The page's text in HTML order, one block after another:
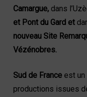
Camargue, dans
et Pont du Gard et
nouveau Site
Vézénobres.
Sud de Franceest un
productions issues